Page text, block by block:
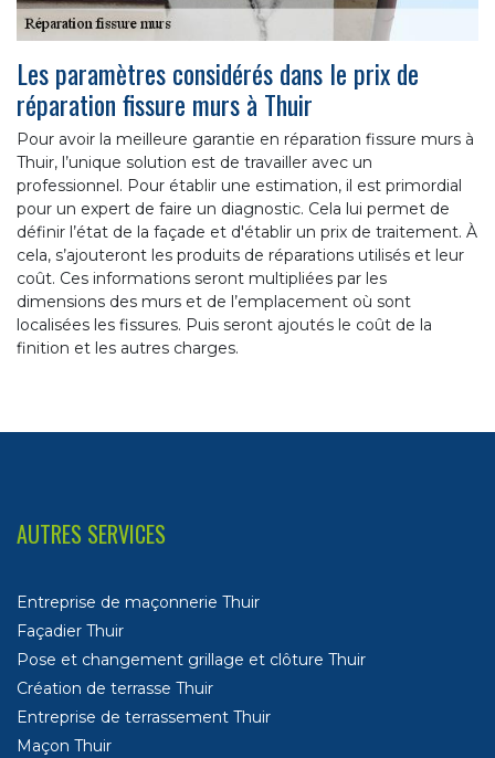
Les paramètres considérés dans le prix de
réparation fissure murs à Thuir
Pour avoir la meilleure garantie en réparation fissure murs à
Thuir, l’unique solution est de travailler avec un
professionnel. Pour établir une estimation, il est primordial
pour un expert de faire un diagnostic. Cela lui permet de
définir l’état de la façade et d'établir un prix de traitement. À
cela, s’ajouteront les produits de réparations utilisés et leur
coût. Ces informations seront multipliées par les
dimensions des murs et de l’emplacement où sont
localisées les fissures. Puis seront ajoutés le coût de la
finition et les autres charges.
AUTRES SERVICES
Entreprise de maçonnerie Thuir
Façadier Thuir
Pose et changement grillage et clôture Thuir
Création de terrasse Thuir
Entreprise de terrassement Thuir
Maçon Thuir